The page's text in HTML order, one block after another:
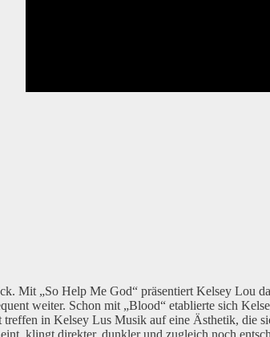
Mit „So Help Me God“ präsentiert Kelsey Lou
weiter. Schon mit „Blood“ etablierte sich
in Kelsey Lus Musik auf eine Ästhetik, die